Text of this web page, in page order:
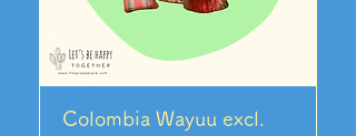
Colombia Wayuu excl.